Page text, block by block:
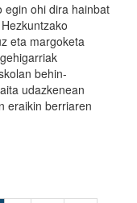
egin ohi dira hainbat
eta margoketa
behin-
udazkenean
eraikin berriaren